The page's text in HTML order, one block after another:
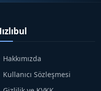
Hakkımızda
Kullanıcı Sözleşmesi